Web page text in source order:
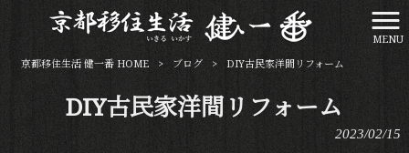
MENU
京都移住生活 健一番 HOME > ブログ > DIY古民家洋間リフォーム
DIY古民家洋間リフォーム
2023/02/15